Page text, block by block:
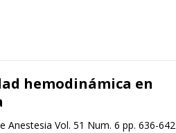
hemodinámica en
Anestesia Vol. 51 Num. 6 pp. 636-642